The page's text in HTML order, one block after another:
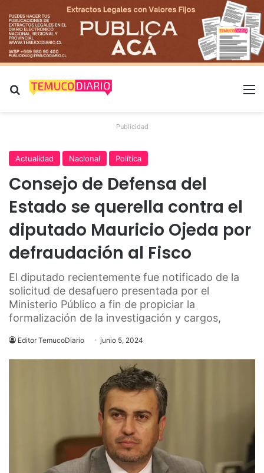
Buscar por
Publicidad
Actualidad Nacional Política
Consejo de Defensa del
Estado se querella contra el
diputado Mauricio Ojeda por
defraudación al Fisco
El diputado recientemente fue notificado de la
solicitud de desafuero presentada por el
Ministerio Público a fin de propiciar la
formalización de la investigación y cargos,
Editor TemucoDiario junio 5, 2024